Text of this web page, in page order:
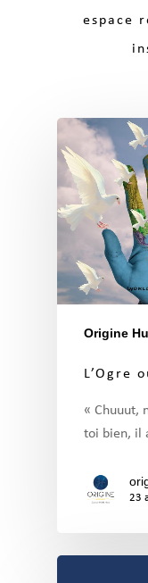
espace
Origine
L’Ogre
« Chuuut,
toi bien, il
23